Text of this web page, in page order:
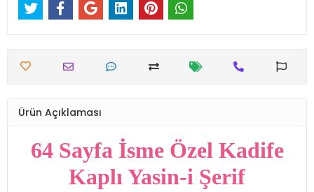
Ürün Açıklaması
64 Sayfa İsme Özel Kadife
Kaplı Yasin-i Şerif